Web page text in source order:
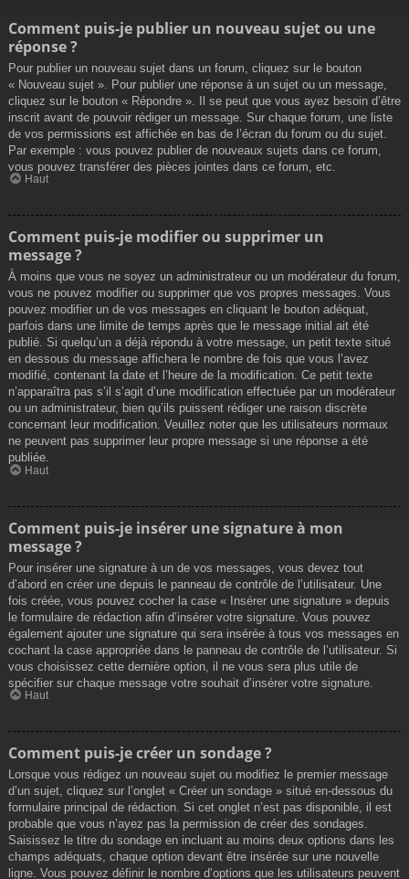
Comment puis-je publier un nouveau sujet ou une
réponse ?
Pour publier un nouveau sujet dans un forum, cliquez sur le bouton
« Nouveau sujet ». Pour publier une réponse à un sujet ou un message,
cliquez sur le bouton « Répondre ». Il se peut que vous ayez besoin d’être
inscrit avant de pouvoir rédiger un message. Sur chaque forum, une liste
de vos permissions est affichée en bas de l’écran du forum ou du sujet.
Par exemple : vous pouvez publier de nouveaux sujets dans ce forum,
vous pouvez transférer des pièces jointes dans ce forum, etc.
Haut
Comment puis-je modifier ou supprimer un
message ?
À moins que vous ne soyez un administrateur ou un modérateur du forum,
vous ne pouvez modifier ou supprimer que vos propres messages. Vous
pouvez modifier un de vos messages en cliquant le bouton adéquat,
parfois dans une limite de temps après que le message initial ait été
publié. Si quelqu’un a déjà répondu à votre message, un petit texte situé
en dessous du message affichera le nombre de fois que vous l’avez
modifié, contenant la date et l’heure de la modification. Ce petit texte
n’apparaîtra pas s’il s’agit d’une modification effectuée par un modérateur
ou un administrateur, bien qu’ils puissent rédiger une raison discrète
concernant leur modification. Veuillez noter que les utilisateurs normaux
ne peuvent pas supprimer leur propre message si une réponse a été
publiée.
Haut
Comment puis-je insérer une signature à mon
message ?
Pour insérer une signature à un de vos messages, vous devez tout
d’abord en créer une depuis le panneau de contrôle de l’utilisateur. Une
fois créée, vous pouvez cocher la case « Insérer une signature » depuis
le formulaire de rédaction afin d’insérer votre signature. Vous pouvez
également ajouter une signature qui sera insérée à tous vos messages en
cochant la case appropriée dans le panneau de contrôle de l’utilisateur. Si
vous choisissez cette dernière option, il ne vous sera plus utile de
spécifier sur chaque message votre souhait d’insérer votre signature.
Haut
Comment puis-je créer un sondage ?
Lorsque vous rédigez un nouveau sujet ou modifiez le premier message
d’un sujet, cliquez sur l’onglet « Créer un sondage » situé en-dessous du
formulaire principal de rédaction. Si cet onglet n’est pas disponible, il est
probable que vous n’ayez pas la permission de créer des sondages.
Saisissez le titre du sondage en incluant au moins deux options dans les
champs adéquats, chaque option devant être insérée sur une nouvelle
ligne. Vous pouvez définir le nombre d’options que les utilisateurs peuvent